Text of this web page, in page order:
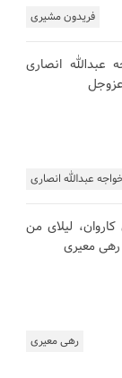
فریدون مشیری
عبدالله انصاری
عبدالله انصاری
رهی معیری
لیلای من
معیری